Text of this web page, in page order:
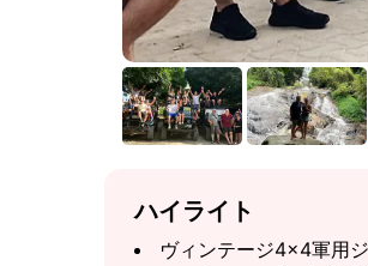
ハイライト
ヴィンテージ4×4軍用